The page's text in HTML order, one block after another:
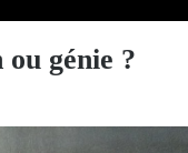
génie ?